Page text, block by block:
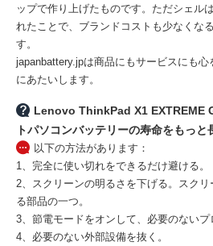
ップで作り上げたものです。ただシェル
れたことで、ブランドコストも少なくな
す。
japanbattery.jpは商品にもサービスにも
にあたいします。
Lenovo ThinkPad X1 EXTREME
トパソコンバッテリーの寿命をもっと
以下の方法があります：
1、完全に使い切れをできるだけ避ける。
2、スクリーンの明るさを下げる。スク
る部品の一つ。
3、節電モードをオンして、必要のないプ
4、必要のない外部設備を抜く。